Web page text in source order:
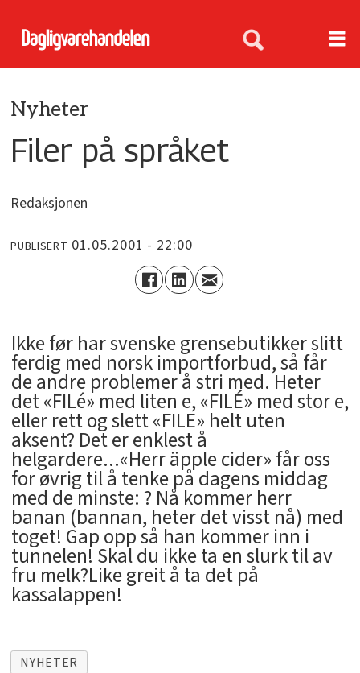
Nyheter
Filer på språket
Redaksjonen
PUBLISERT 01.05.2001 - 22:00
Ikke før har svenske grensebutikker slitt
ferdig med norsk importforbud, så får
de andre problemer å stri med. Heter
det «FILé» med liten e, «FILÉ» med stor e,
eller rett og slett «FILE» helt uten
aksent? Det er enklest å
helgardere...«Herr äpple cider» får oss
for øvrig til å tenke på dagens middag
med de minste: ? Nå kommer herr
banan (bannan, heter det visst nå) med
toget! Gap opp så han kommer inn i
tunnelen! Skal du ikke ta en slurk til av
fru melk?Like greit å ta det på
kassalappen!
NYHETER